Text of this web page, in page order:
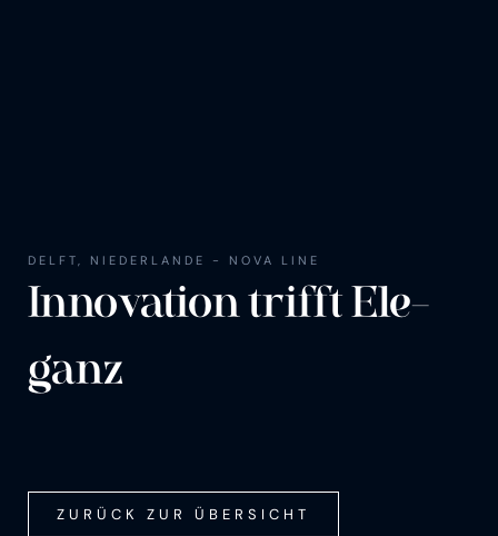
DELFT, NIEDERLANDE - NOVA LINE
In­no­va­ti­on trifft Ele­
ganz
ZURÜCK ZUR ÜBERSICHT